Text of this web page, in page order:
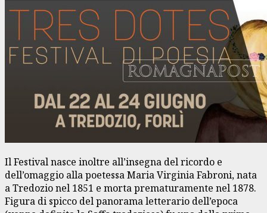
Il Festival nasce inoltre all’insegna del ricordo e
dell’omaggio alla poetessa Maria Virginia Fabroni, nata
a Tredozio nel 1851 e morta prematuramente nel 1878.
Figura di spicco del panorama letterario dell’epoca